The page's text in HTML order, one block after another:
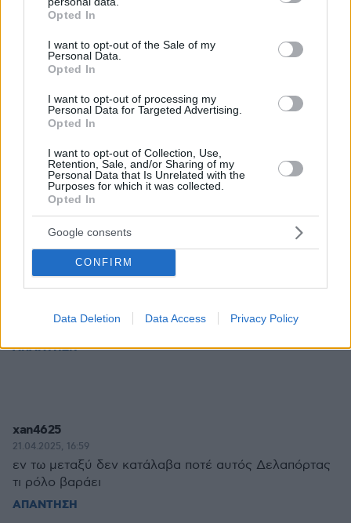
grant or deny consent to Google and its third-party tags to
use your data for below specified purposes in below Google
consent section.
Opted In
I want to opt-out of the Sale of my
Personal Data.
Opted In
I want to opt-out of processing my
Personal Data for Targeted Advertising.
Opted In
I want to opt-out of Collection, Use,
Retention, Sale, and/or Sharing of my
Personal Data that Is Unrelated with the
Purposes for which it was collected.
Opted In
Google consents
CONFIRM
Data Deletion Data Access Privacy Policy
άνεργος είναι
21.04.2025, 17:10
ΑΠΑΝΤΗΣΗ
Με το που την αντίκρισε
21.04.2025, 17:06
επι τόπου αποφάσισε να αλλάξει φύλο. Αλλιώς δεν
εξηγείται!
ΑΠΑΝΤΗΣΗ
Αυτή η γελεία
21.04.2025, 17:05
Βλαχοπούλου ή για την Χρονοπούλου..
ΑΠΑΝΤΗΣΗ
xan4625
21.04.2025, 16:59
εν τω μεταξύ δεν κατάλαβα ποτέ αυτός Δελαπόρτας
τι ρόλο βαράει
ΑΠΑΝΤΗΣΗ